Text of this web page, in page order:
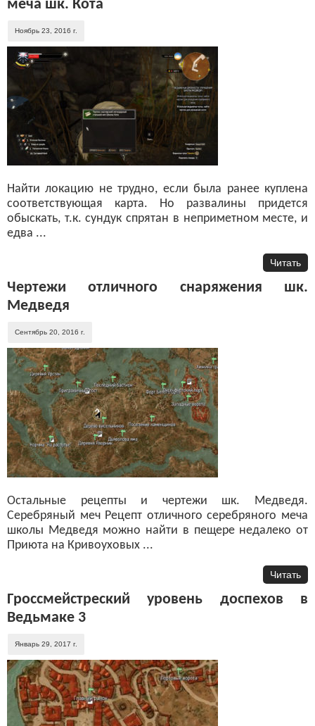
меча шк. Кота
Ноябрь 23, 2016 г.
Найти локацию не трудно, если была ранее куплена
соответствующая карта. Но развалины придется
обыскать, т.к. сундук спрятан в неприметном месте, и
едва ...
Читать
Чертежи отличного снаряжения шк.
Медведя
Сентябрь 20, 2016 г.
Остальные рецепты и чертежи шк. Медведя.
Серебряный меч Рецепт отличного серебряного меча
школы Медведя можно найти в пещере недалеко от
Приюта на Кривоуховых ...
Читать
Гроссмейстреский уровень доспехов в
Ведьмаке 3
Январь 29, 2017 г.